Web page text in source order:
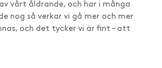
vårt åldrande, och har i många
nog så verkar vi gå mer och mer
och det tycker vi är fint – att